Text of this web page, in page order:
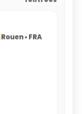
Rouen • FRA